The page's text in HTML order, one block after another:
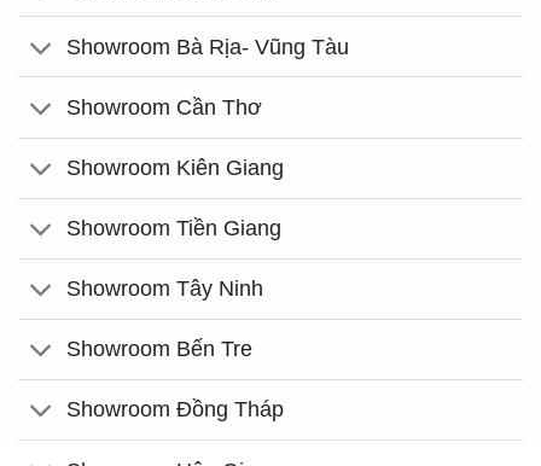
Showroom Bà Rịa- Vũng Tàu
Showroom Cần Thơ
Showroom Kiên Giang
Showroom Tiền Giang
Showroom Tây Ninh
Showroom Bến Tre
Showroom Đồng Tháp